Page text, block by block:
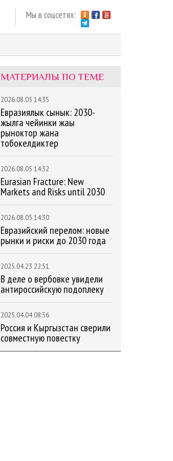
Мы в соцсетях:
МАТЕРИАЛЫ ПО ТЕМЕ
2026.08.05 14:35
Евразиялык сынык: 2030-
жылга чейинки жаңы
рыноктор жана
тобокелдиктер
2026.08.05 14:32
Eurasian Fracture: New
Markets and Risks until 2030
2026.08.05 14:30
Евразийский перелом: новые
рынки и риски до 2030 года
2025.04.23 22:51
В деле о вербовке увидели
антироссийскую подоплеку
2025.04.04 08:56
Россия и Кыргызстан сверили
совместную повестку